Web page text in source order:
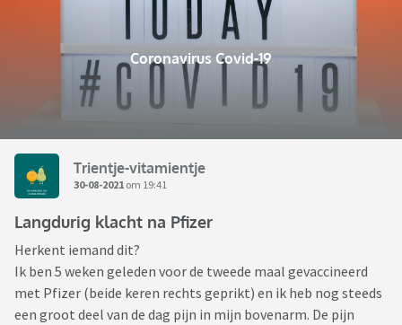
Coronavirus Covid-19
Trientje-vitamientje
30-08-2021 om 19:41
Langdurig klacht na Pfizer
Herkent iemand dit?
Ik ben 5 weken geleden voor de tweede maal gevaccineerd
met Pfizer (beide keren rechts geprikt) en ik heb nog steeds
een groot deel van de dag pijn in mijn bovenarm. De pijn